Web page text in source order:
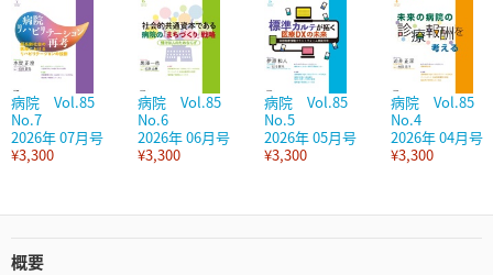
病院 Vol.85
No.7
2026年 07月号
¥3,300
病院 Vol.85
No.6
2026年 06月号
¥3,300
病院 Vol.85
No.5
2026年 05月号
¥3,300
病院 Vol.85
No.4
2026年 04月号
¥3,300
概要